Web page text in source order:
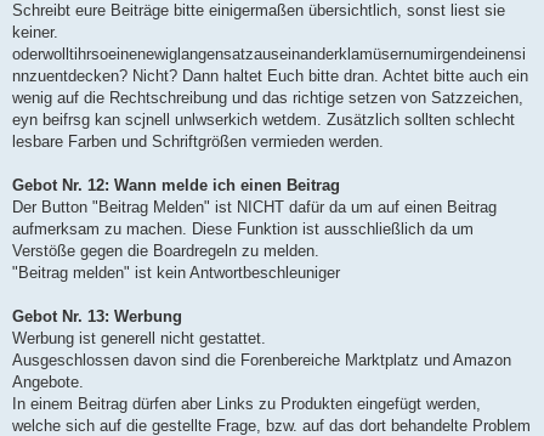
Schreibt eure Beiträge bitte einigermaßen übersichtlich, sonst liest sie
keiner.
oderwolltihrsoeinenewiglangensatzauseinanderklamüsernumirgendeinensi
nnzuentdecken? Nicht? Dann haltet Euch bitte dran. Achtet bitte auch ein
wenig auf die Rechtschreibung und das richtige setzen von Satzzeichen,
eyn beifrsg kan scjnell unlwserkich wetdem. Zusätzlich sollten schlecht
lesbare Farben und Schriftgrößen vermieden werden.
Gebot Nr. 12: Wann melde ich einen Beitrag
Der Button "Beitrag Melden" ist NICHT dafür da um auf einen Beitrag
aufmerksam zu machen. Diese Funktion ist ausschließlich da um
Verstöße gegen die Boardregeln zu melden.
"Beitrag melden" ist kein Antwortbeschleuniger
Gebot Nr. 13: Werbung
Werbung ist generell nicht gestattet.
Ausgeschlossen davon sind die Forenbereiche Marktplatz und Amazon
Angebote.
In einem Beitrag dürfen aber Links zu Produkten eingefügt werden,
welche sich auf die gestellte Frage, bzw. auf das dort behandelte Problem